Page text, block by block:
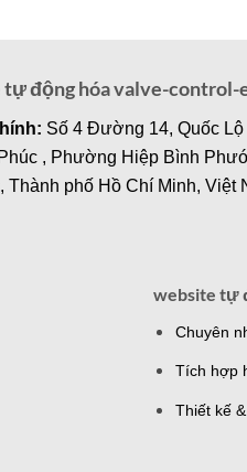
động hóa valve-control-
Số 4 Đường 14, Quốc
, Phường Hiệp Bình
Thành phố Hồ Chí Minh, Việt
website tự
Chuyên
Tích hợp
Thiết kế